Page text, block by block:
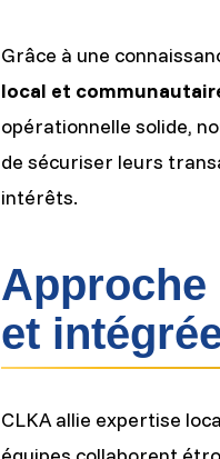
Grâce à une
local et
opérationnelle solide,
de sécuriser leurs
intérêts.
Approche
et
CLKA allie expertise